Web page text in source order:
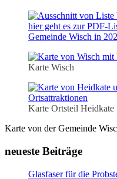
hier geht es zur PDF-
Gemeinde Wisch in
Karte Wisch
Karte Ortsteil Heidkate
Karte von der Gemeinde
neueste Beiträge
Glasfaser für die